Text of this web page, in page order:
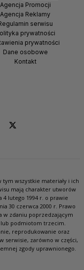
Agencja Promocji
Agencja Reklamy
serwisu
prywatności
prywatności
Dane osobowe
Kontakt
wszystkie materiały i ich
mają charakter utworów
lutego 1994 r. o prawie
30 czerwca 2000 r. Prawo
w zdaniu poprzedzającym
lub podmiotom trzecim.
reprodukowanie oraz
serwisie, zarówno w części,
zgody uprawnionego.